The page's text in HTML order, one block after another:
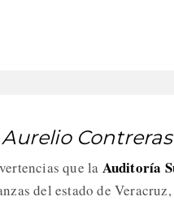
que la Auditoría
del estado de